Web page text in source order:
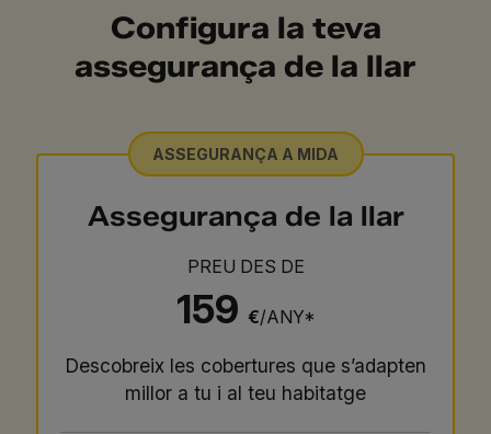
Configura la teva
assegurança de la llar
ASSEGURANÇA A MIDA
Assegurança de la llar
PREU DES DE
159 €/ANY*
Descobreix les cobertures que s’adapten
millor a tu i al teu habitatge